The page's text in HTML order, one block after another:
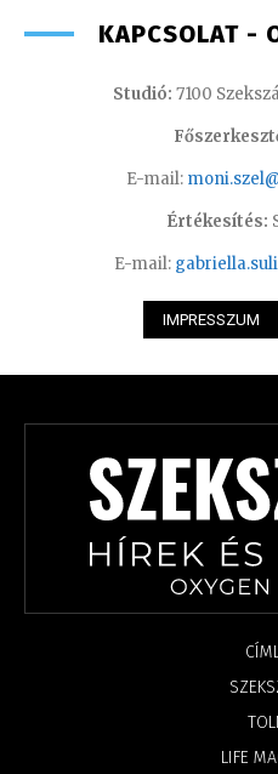
KAPCSOLAT -
Studió: 7100
E-mail:
Értékesítés:
E-mail:
IMPRESSZUM
LIFE